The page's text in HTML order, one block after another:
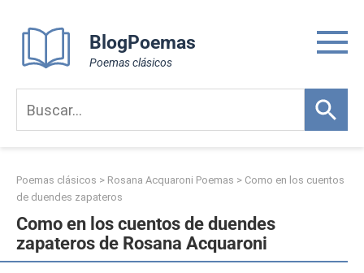
content
BlogPoemas
Poemas clásicos
Poemas clásicos > Rosana Acquaroni Poemas > Como en los cuentos
de duendes zapateros
Como en los cuentos de duendes
zapateros de Rosana Acquaroni